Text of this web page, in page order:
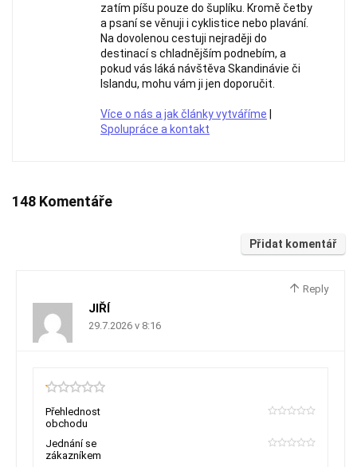
zatím píšu pouze do šuplíku. Kromě četby
a psaní se věnuji i cyklistice nebo plavání.
Na dovolenou cestuji nejraději do
destinací s chladnějším podnebím, a
pokud vás láká návštěva Skandinávie či
Islandu, mohu vám ji jen doporučit.
Více o nás a jak články vytváříme |
Spolupráce a kontakt
148 Komentáře
Přidat komentář
Reply
JIŘÍ
29.7.2026 v 8:16
0.15
Přehlednost
obchodu
Jednání se
zákazníkem